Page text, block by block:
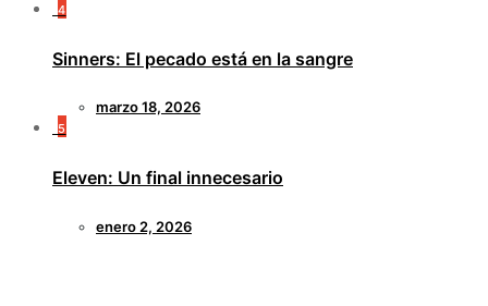
4
Sinners: El pecado está en la sangre
marzo 18, 2026
5
Eleven: Un final innecesario
enero 2, 2026